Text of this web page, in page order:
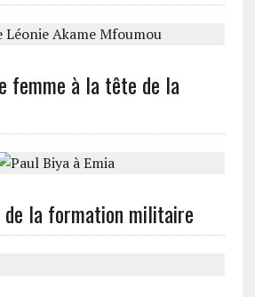
femme à la tête de la
de la formation militaire